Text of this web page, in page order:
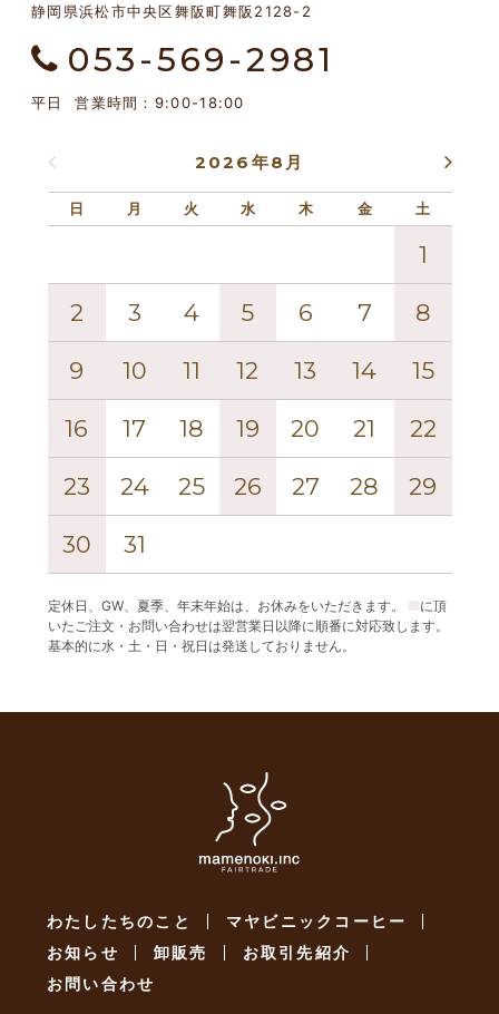
2026年8月
日 月 火 水 木 金 土
1
2 3 4 5 6 7 8
9 10 11 12 13 14 15
16 17 18 19 20 21 22
23 24 25 26 27 28 29
30 31
定休日、GW、夏季、年末年始は、お休みをいただきます。
に頂
いたご注文・お問い合わせは翌営業日以降に順番に対応致します。
基本的に水・土・日・祝日は発送しておりません。
静岡県浜松市中央区舞阪町舞阪2128-2
053-569-2981
平日 営業時間：9:00-18:00
わたしたちのこと
マヤビニックコーヒー
お知らせ
卸販売
お取引先紹介
お問い合わせ